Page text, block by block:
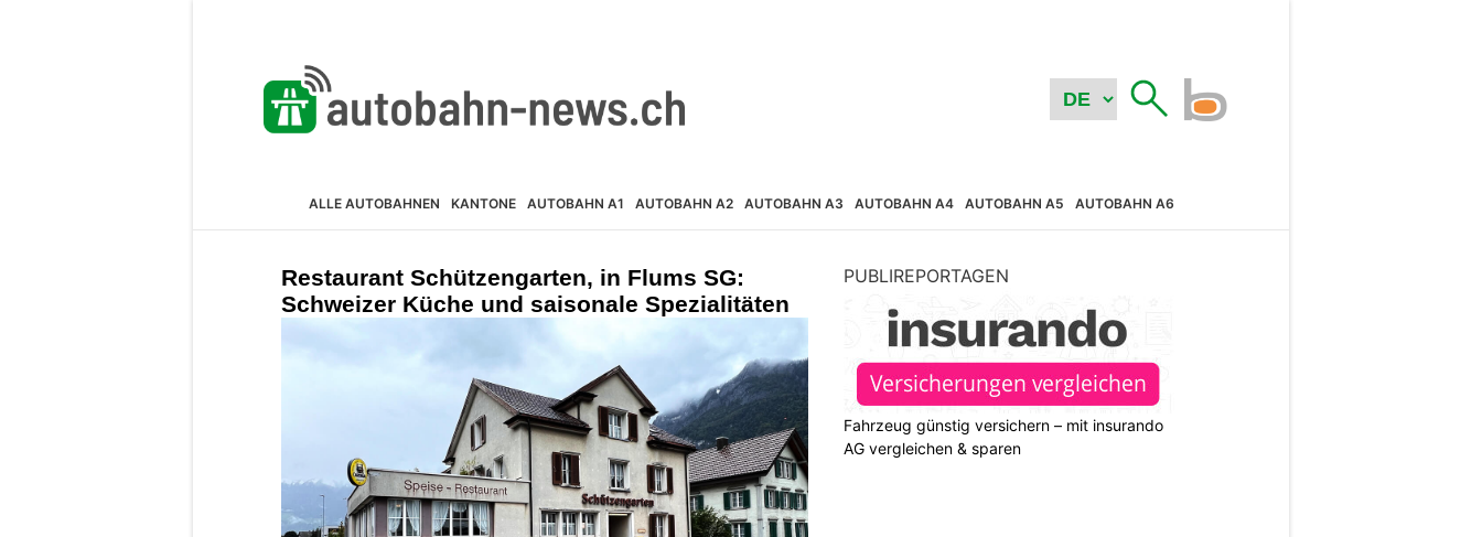
ALLE AUTOBAHNEN KANTONE AUTOBAHN A1 AUTOBAHN A2 AUTOBAHN A3 AUTOBAHN A4 AUTOBAHN A5 AUTOBAHN A6
Restaurant Schützengarten, in Flums SG:
Schweizer Küche und saisonale Spezialitäten
PUBLIREPORTAGEN
Fahrzeug günstig versichern – mit insurando
AG vergleichen & sparen